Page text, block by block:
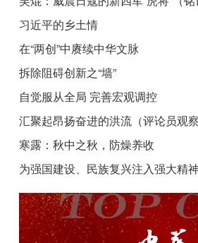
习近平的乡土情
在“两创”中赓续中华文脉
拆除阻碍创新之“墙”
自觉服从全局 完善宏观调控
汇聚起昂扬奋进的洪流（评论员观察
寒露：秋中之秋，防燥养收
为强国建设、民族复兴注入强大精